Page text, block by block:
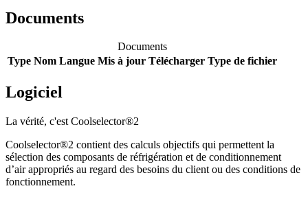
Documents
Documents
Type Nom Langue Mis à jour Télécharger Type de fichier
Logiciel
La vérité, c'est Coolselector®2
Coolselector®2 contient des calculs objectifs qui permettent la
sélection des composants de réfrigération et de conditionnement
d’air appropriés au regard des besoins du client ou des conditions de
fonctionnement.